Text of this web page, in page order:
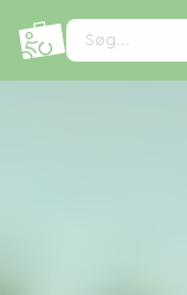
Søg...
CCookie-